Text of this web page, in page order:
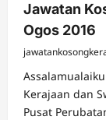
Jawatan
Ogos 2016
Kerajaan dan
Pusat